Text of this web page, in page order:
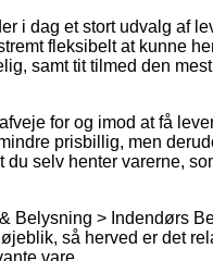
i dag et stort udvalg af
fleksibelt at kunne
samt tit tilmed den
for og imod at få
prisbillig, men
du selv henter varerne,
Belysning > Indendørs
så herved er det
vare.